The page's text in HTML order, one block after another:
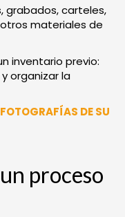
grabados, carteles,
materiales de
inventario previo:
organizar la
DE SU
proceso